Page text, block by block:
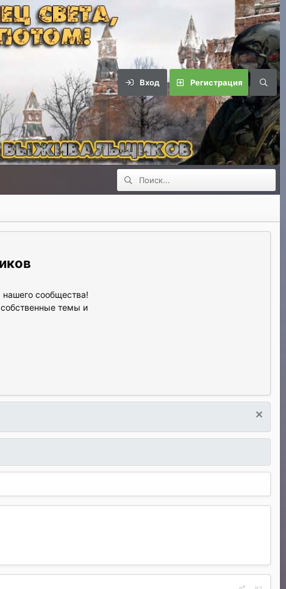
Вход Регистрация
нашего сообщества!
темы и